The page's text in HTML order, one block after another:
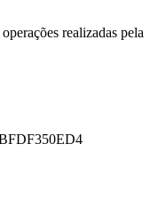
realizadas pela